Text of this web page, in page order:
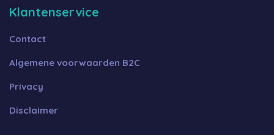
Klantenservice
Contact
Algemene voorwaarden B2C
Privacy
Disclaimer